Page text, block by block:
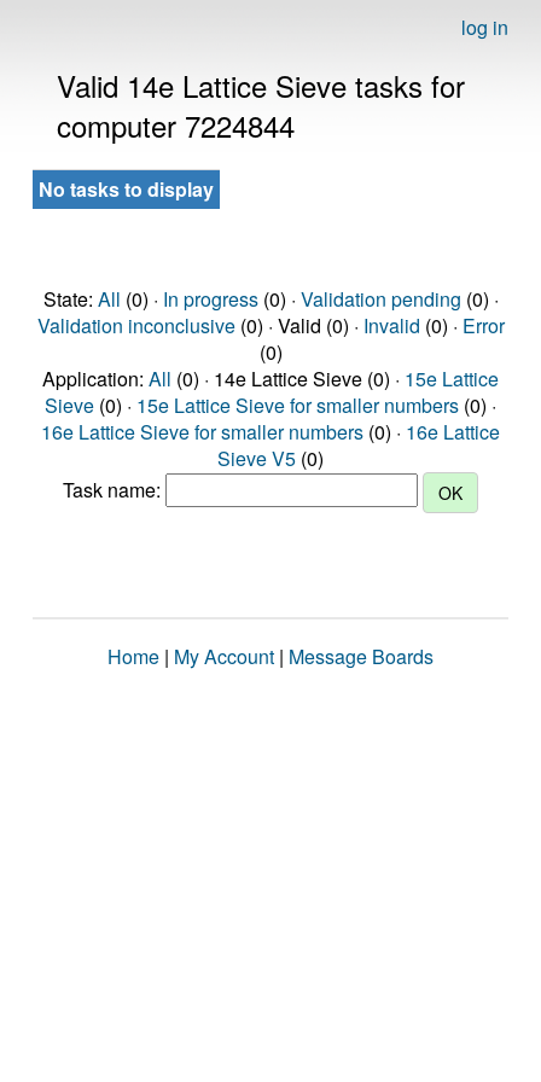
log in
Valid 14e Lattice Sieve tasks for
computer 7224844
No tasks to display
State: All (0) · In progress(0) · Validation pending (0) ·
Validation inconclusive(0) · Valid (0) · Invalid (0) · Error
(0)
Application: All (0) · 14e Lattice Sieve (0) · 15e Lattice
Sieve (0) · 15e Lattice Sieve for smaller numbers (0) ·
16e Lattice Sieve for smaller numbers (0) · 16e Lattice
Sieve V5 (0)
Task name:
Home | My Account | Message Boards